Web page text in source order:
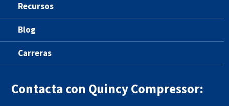
Recursos
Blog
Carreras
Contacta con Quincy Compressor: